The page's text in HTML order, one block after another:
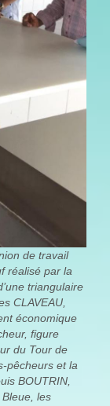
de travail
réalisé par la
triangulaire
CLAVEAU,
économique
figure
du Tour de
pêcheurs et la
BOUTRIN,
les